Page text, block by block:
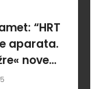
“HRT
aparata.
nove